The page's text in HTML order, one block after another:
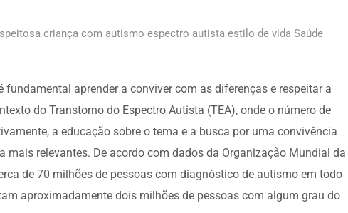
criança com autismo espectro autista estilo de vida Saúde
fundamental aprender a conviver com as diferenças e respeitar a
do Transtorno do Espectro Autista (TEA), onde o número de
a educação sobre o tema e a busca por uma convivência
mais relevantes. De acordo com dados da Organização Mundial da
de 70 milhões de pessoas com diagnóstico de autismo em todo
aproximadamente dois milhões de pessoas com algum grau do